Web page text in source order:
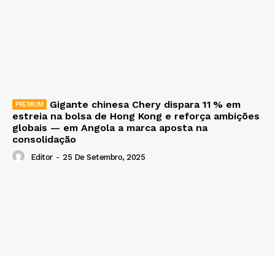
Gigante chinesa Chery dispara 11 % em
estreia na bolsa de Hong Kong e reforça ambições
globais — em Angola a marca aposta na
consolidação
Editor - 25 De Setembro, 2025